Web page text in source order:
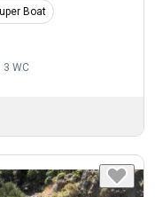
Boat
3 WC